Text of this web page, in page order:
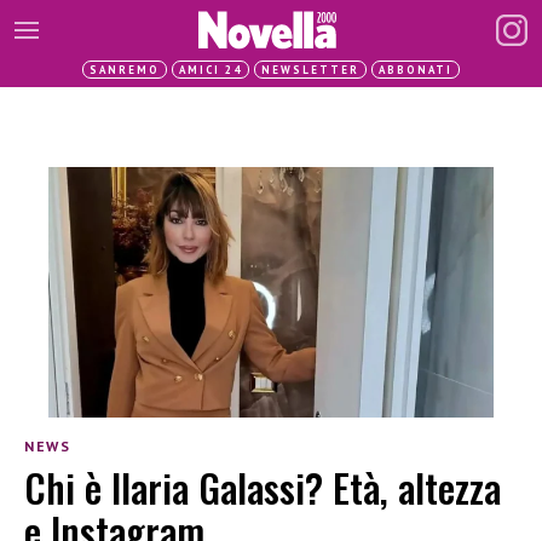
SANREMO AMICI 24 NEWSLETTER ABBONATI
NEWS
Chi è Ilaria Galassi? Età, altezza